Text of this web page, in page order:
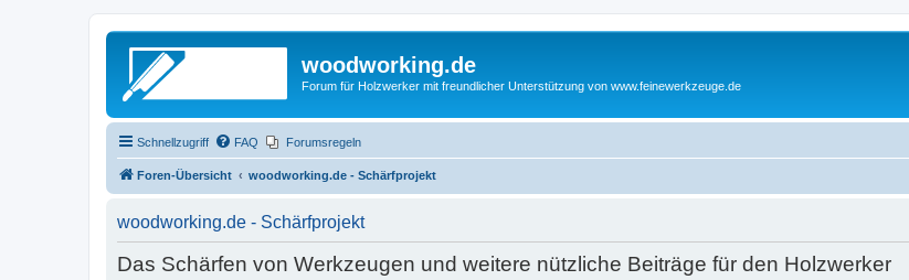
woodworking.de
Forum für Holzwerker mit freundlicher Unterstützung von www.feinewerkzeuge.de
Schnellzugriff FAQ Forumsregeln
Foren-Übersicht woodworking.de - Schärfprojekt
woodworking.de - Schärfprojekt
Das Schärfen von Werkzeugen und weitere nützliche Beiträge für den Holzwerker